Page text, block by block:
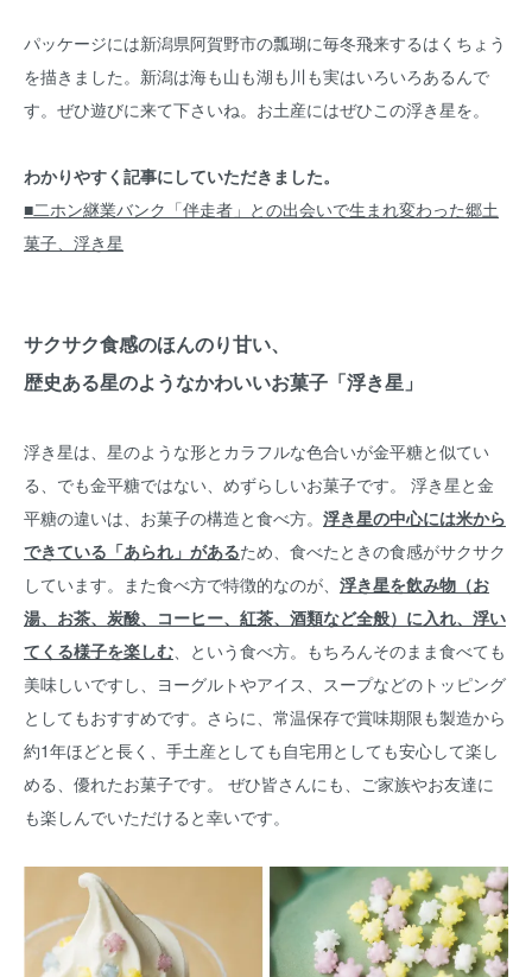
パッケージには新潟県阿賀野市の瓢瑚に毎冬飛来するはくちょう
を描きました。新潟は海も山も湖も川も実はいろいろあるんで
す。ぜひ遊びに来て下さいね。お土産にはぜひこの浮き星を。
わかりやすく記事にしていただきました。
■二ホン継業バンク「伴走者」との出会いで生まれ変わった郷土
菓子、浮き星
サクサク食感のほんのり甘い、
歴史ある星のようなかわいいお菓子「浮き星」
浮き星は、星のような形とカラフルな色合いが金平糖と似てい
る、でも金平糖ではない、めずらしいお菓子です。 浮き星と金
平糖の違いは、お菓子の構造と食べ方。 浮き星の中心には米から
できている「あられ」があるため、食べたときの食感がサクサク
しています。また食べ方で特徴的なのが、 浮き星を飲み物（お
湯、お茶、炭酸、コーヒー、紅茶、酒類など全般）に入れ、浮い
てくる様子を楽しむ、という食べ方。もちろんそのまま食べても
美味しいですし、ヨーグルトやアイス、スープなどのトッピング
としてもおすすめです。さらに、常温保存で賞味期限も製造から
約1年ほどと長く、手土産としても自宅用としても安心して楽し
める、優れたお菓子です。 ぜひ皆さんにも、ご家族やお友達に
も楽しんでいただけると幸いです。